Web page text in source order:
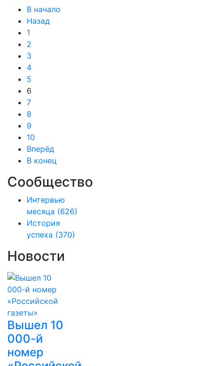
В начало
Назад
1
2
3
4
5
6
7
8
9
10
Вперёд
В конец
Сообщество
Интервью
месяца (626)
История
успеха (370)
Новости
Вышел 10
000-й
номер